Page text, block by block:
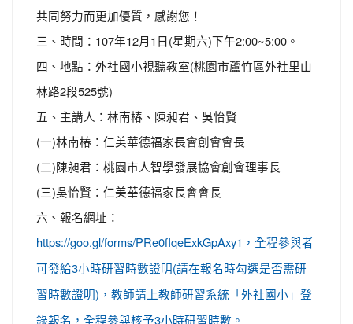
共同努力而更加優質，感謝您！
三、時間：107年12月1日(星期六)下午2:00~5:00。
四、地點：外社國小視聽教室(桃園市蘆竹區外社里山
林路2段525號)
五、主講人：林南椿、陳昶君、吳怡賢
(一)林南椿：仁美華德福家長會創會會長
(二)陳昶君：桃園市人智學發展協會創會理事長
(三)吳怡賢：仁美華德福家長會會長
六、報名網址：
https://goo.gl/forms/PRe0fIqeExkGpAxy1，全程參與者
可發給3小時研習時數證明(請在報名時勾選是否需研
習時數證明)，教師請上教師研習系統「外社國小」登
錄報名，全程參與核予3小時研習時數。